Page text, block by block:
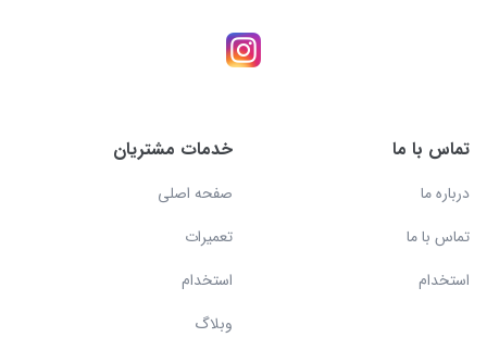
تماس با ما
درباره ما
تماس با ما
استخدام
خدمات مشتریان
صفحه اصلی
تعمیرات
استخدام
وبلاگ